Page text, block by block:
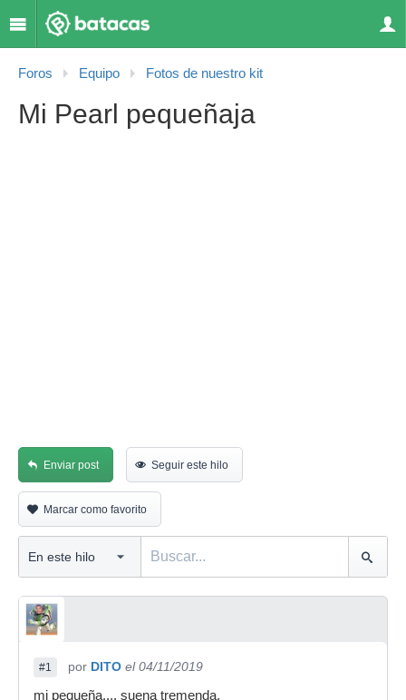
Foros Equipo Fotos de nuestro kit
Mi Pearl pequeñaja
Enviar post Seguir este hilo
Marcar como favorito
#1 por DITO el 04/11/2019
mi pequeña.... suena tremenda.